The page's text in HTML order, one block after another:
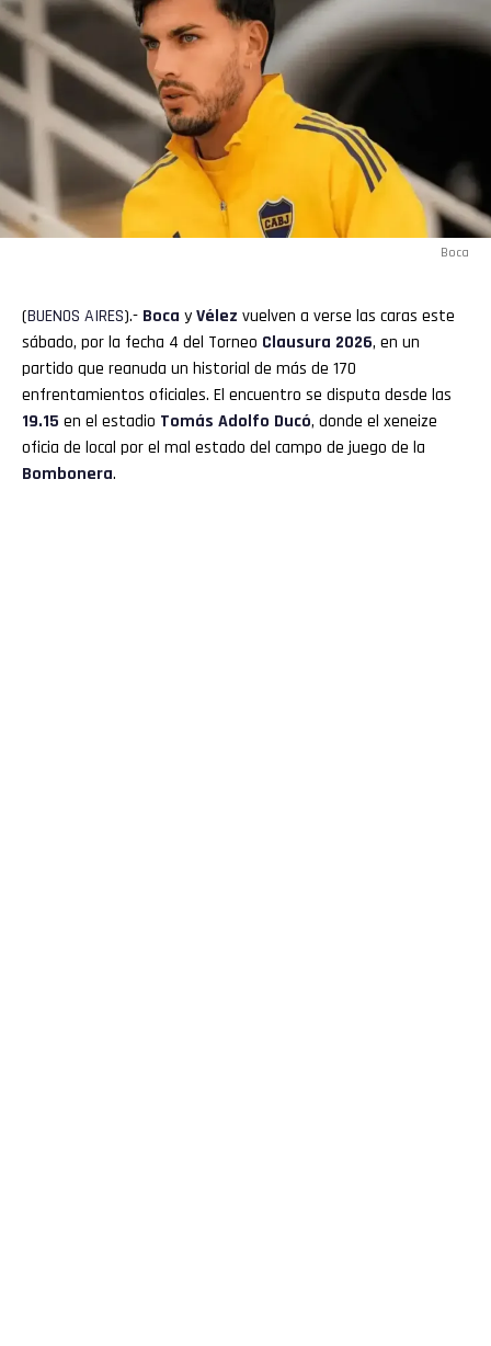
Boca
(BUENOS AIRES).- Boca yVélez vuelven a verse las caras este
sábado, por la fecha 4 del Torneo Clausura 2026, en un
partido que reanuda un historial de más de 170
enfrentamientos oficiales. El encuentro se disputa desde las
19.15 en el estadio Tomás Adolfo Ducó, donde el xeneize
oficia de local por el mal estado del campo de juego de la
Bombonera.